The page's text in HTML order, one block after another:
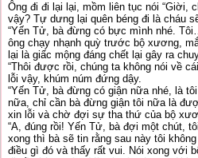
Ông đi đi lại lại, mồm liên tục nói “Giời,
vậy? Tự dưng lại quên béng đi là cháu
“Yến Tử, bà đừng có bực mình nhé.
ông chạy nhạnh quỳ trước bộ xương,
lại là giấc mộng đáng chết lại gây ra
“Thôi được rồi, chúng ta không nói về
lỗi vậy, khúm núm đứng dậy.
“Yến Tử, bà đừng có giận nữa nhé, là
nữa, chỉ cần bà đừng giận tôi nữa là
xin lỗi và chờ đợi sự tha thứ của bộ
“A, đúng rồi! Yến Tử, bà đợi một chút,
xong thì bà sẽ tin rằng sau này tôi
điều gì đó và thấy rất vui. Nói xong với